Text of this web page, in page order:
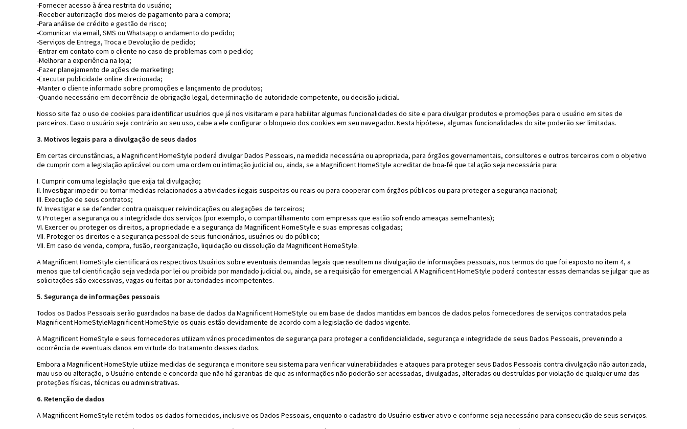
-Fornecer acesso à área restrita do usuário;
-Receber autorização dos meios de pagamento para a compra;
-Para análise de crédito e gestão de risco;
-Comunicar via email, SMS ou Whatsapp o andamento do pedido;
-Serviços de Entrega, Troca e Devolução de pedido;
-Entrar em contato com o cliente no caso de problemas com o pedido;
-Melhorar a experiência na loja;
-Fazer planejamento de ações de marketing;
-Executar publicidade online direcionada;
-Manter o cliente informado sobre promoções e lançamento de produtos;
-Quando necessário em decorrência de obrigação legal, determinação de autoridade competente, ou decisão judicial.
Nosso site faz o uso de cookies para identificar usuários que já nos visitaram e para habilitar algumas funcionalidades do site e para divulgar produtos e promoções para o usuário em sites de
parceiros. Caso o usuário seja contrário ao seu uso, cabe a ele configurar o bloqueio dos cookies em seu navegador. Nesta hipótese, algumas funcionalidades do site poderão ser limitadas.
3. Motivos legais para a divulgação de seus dados
Em certas circunstâncias, a Magnificent HomeStyle poderá divulgar Dados Pessoais, na medida necessária ou apropriada, para órgãos governamentais, consultores e outros terceiros com o objetivo
de cumprir com a legislação aplicável ou com uma ordem ou intimação judicial ou, ainda, se a Magnificent HomeStyle acreditar de boa-fé que tal ação seja necessária para:
I. Cumprir com uma legislação que exija tal divulgação;
II. Investigar impedir ou tomar medidas relacionados a atividades ilegais suspeitas ou reais ou para cooperar com órgãos públicos ou para proteger a segurança nacional;
III. Execução de seus contratos;
IV. Investigar e se defender contra quaisquer reivindicações ou alegações de terceiros;
V. Proteger a segurança ou a integridade dos serviços (por exemplo, o compartilhamento com empresas que estão sofrendo ameaças semelhantes);
VI. Exercer ou proteger os direitos, a propriedade e a segurança da Magnificent HomeStyle e suas empresas coligadas;
VII. Proteger os direitos e a segurança pessoal de seus funcionários, usuários ou do público;
VII. Em caso de venda, compra, fusão, reorganização, liquidação ou dissolução da Magnificent HomeStyle.
A Magnificent HomeStyle cientificará os respectivos Usuários sobre eventuais demandas legais que resultem na divulgação de informações pessoais, nos termos do que foi exposto no item 4, a
menos que tal cientificação seja vedada por lei ou proibida por mandado judicial ou, ainda, se a requisição for emergencial. A Magnificent HomeStyle poderá contestar essas demandas se julgar que as
solicitações são excessivas, vagas ou feitas por autoridades incompetentes.
5. Segurança de informações pessoais
Todos os Dados Pessoais serão guardados na base de dados da Magnificent HomeStyle ou em base de dados mantidas em bancos de dados pelos fornecedores de serviços contratados pela
Magnificent HomeStyleMagnificent HomeStyle os quais estão devidamente de acordo com a legislação de dados vigente.
A Magnificent HomeStyle e seus fornecedores utilizam vários procedimentos de segurança para proteger a confidencialidade, segurança e integridade de seus Dados Pessoais, prevenindo a
ocorrência de eventuais danos em virtude do tratamento desses dados.
Embora a Magnificent HomeStyle utilize medidas de segurança e monitore seu sistema para verificar vulnerabilidades e ataques para proteger seus Dados Pessoais contra divulgação não autorizada,
mau uso ou alteração, o Usuário entende e concorda que não há garantias de que as informações não poderão ser acessadas, divulgadas, alteradas ou destruídas por violação de qualquer uma das
proteções físicas, técnicas ou administrativas.
6. Retenção de dados
A Magnificent HomeStyle retém todos os dados fornecidos, inclusive os Dados Pessoais, enquanto o cadastro do Usuário estiver ativo e conforme seja necessário para consecução de seus serviços.